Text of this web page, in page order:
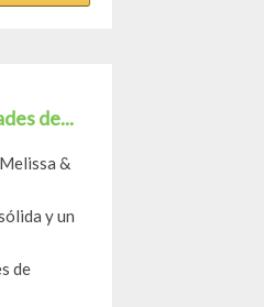
de...
&
y un
de